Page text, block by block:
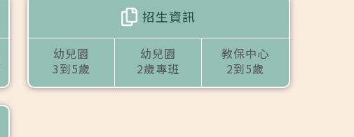
招生資訊
幼兒園
3到5歲
幼兒園
2歲專班
教保中心
2到5歲